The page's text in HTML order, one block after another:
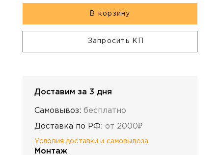
В корзину
Запросить КП
Доставим за 3 дня
Самовывоз: бесплатно
Доставка по РФ: от 2000₽
Условия доставки и самовывоза
Монтаж